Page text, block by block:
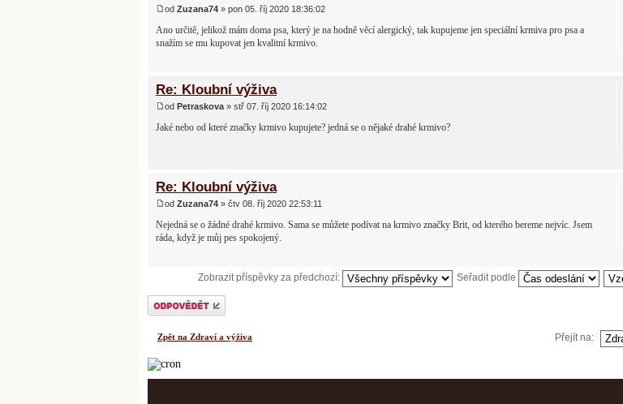
od Zuzana74 » pon 05. říj 2020 18:36:02
Ano určitě, jelikož mám doma psa, který je na hodně věcí alergický, tak kupujeme jen speciální krmiva pro psa a
snažím se mu kupovat jen kvalitní krmivo.
Re: Kloubní výživa
od Petraskova » stř 07. říj 2020 16:14:02
Jaké nebo od které značky krmivo kupujete? jedná se o nějaké drahé krmivo?
Re: Kloubní výživa
od Zuzana74 » čtv 08. říj 2020 22:53:11
Nejedná se o žádné drahé krmivo. Sama se můžete podívat na krmivo značky Brit, od kterého bereme nejvíc. Jsem
ráda, když je můj pes spokojený.
Zobrazit příspěvky za předchozí: Seřadit podle
Odeslat odpověď
Zpět na Zdraví a výživa Přejít na: